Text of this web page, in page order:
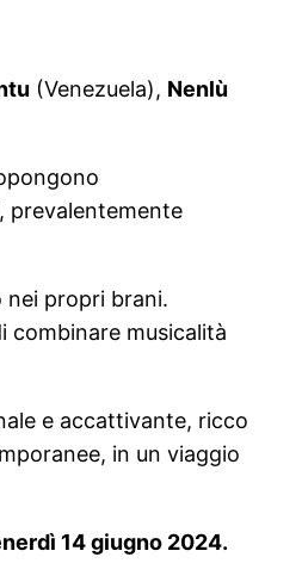
(Venezuela), Nenlù
prevalentemente
nei propri brani.
combinare musicalità
e accattivante, ricco
in un viaggio
14 giugno 2024.